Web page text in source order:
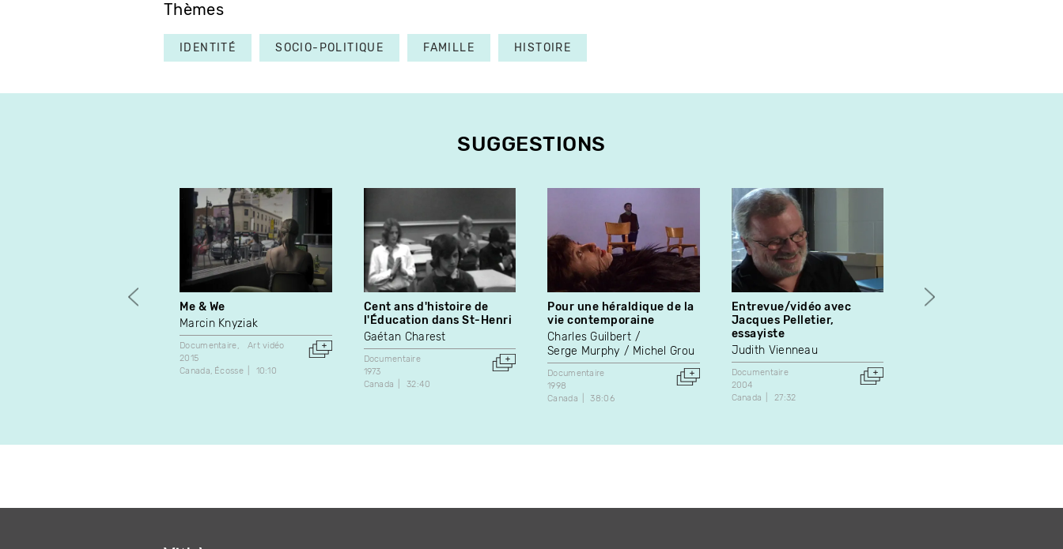
Thèmes
IDENTITÉ SOCIO-POLITIQUE FAMILLE HISTOIRE
SUGGESTIONS
Me & We
Marcin Knyziak
Documentaire
Art vidéo
2015
Canada
Écosse 10:10
Cent ans d'histoire de
l'Éducation dans St-Henri
Gaétan Charest
Documentaire
1973
Canada
32:40
Pour une héraldique de la
vie contemporaine
Charles Guilbert
Serge Murphy
Michel Grou
Documentaire
1998
Canada
38:06
Entrevue/vidéo avec
Jacques Pelletier,
essayiste
Judith Vienneau
Documentaire
2004
Canada
27:32
De passage...